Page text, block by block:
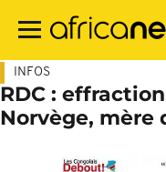
contenu
INFOS
RDC :
Norvège, mère